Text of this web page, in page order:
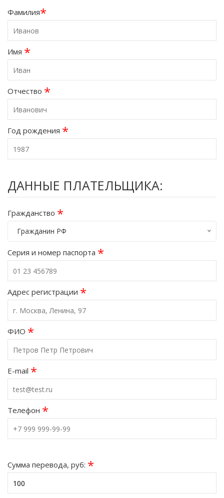
Фамилия*
Имя *
Отчество *
Год рождения *
ДАННЫЕ ПЛАТЕЛЬЩИКА:
Гражданство *
Гражданин РФ
Серия и номер паспорта *
Адрес регистрации *
ФИО *
E-mail *
Телефон *
Сумма перевода, руб: *